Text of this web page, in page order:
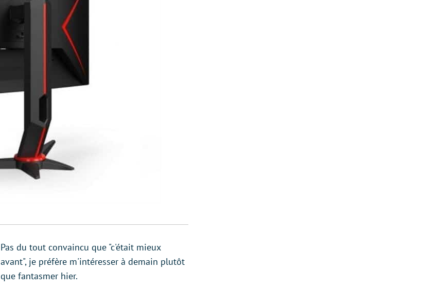
Pas du tout convaincu que "c'était mieux
avant", je préfère m'intéresser à demain plutôt
que fantasmer hier.